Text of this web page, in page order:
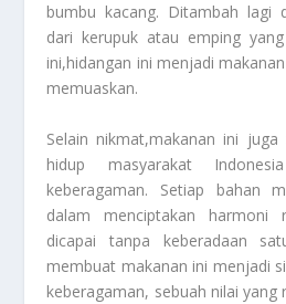
bumbu kacang. Ditambah lagi
dari kerupuk atau emping
ini,hidangan ini menjadi
memuaskan.
Selain nikmat,makanan ini
hidup masyarakat
keberagaman. Setiap bahan
dalam menciptakan harmoni
dicapai tanpa keberadaan
membuat makanan ini menjadi
keberagaman, sebuah nilai yang